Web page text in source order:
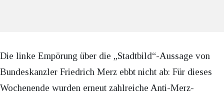
Die linke Empörung über die „Stadtbild“-Aussage von
Bundeskanzler Friedrich Merz ebbt nicht ab: Für dieses
Wochenende wurden erneut zahlreiche Anti-Merz-